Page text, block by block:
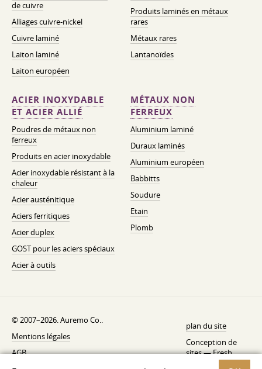
de cuivre
Alliages cuivre-nickel
Cuivre laminé
Laiton laminé
Laiton européen
Produits laminés en métaux
rares
Métaux rares
Lantanoïdes
ACIER INOXYDABLE
ET ACIER ALLIÉ
Poudres de métaux non
ferreux
Produits en acier inoxydable
Acier inoxydable résistant à la
chaleur
Acier austénitique
Aciers ferritiques
Acier duplex
GOST pour les aciers spéciaux
Acier à outils
MÉTAUX NON
FERREUX
Aluminium laminé
Duraux laminés
Aluminium européen
Babbitts
Soudure
Etain
Plomb
© 2007–2026. Auremo Co..
Mentions légales
AGB
plan du site
Conception de
sites —Fresh